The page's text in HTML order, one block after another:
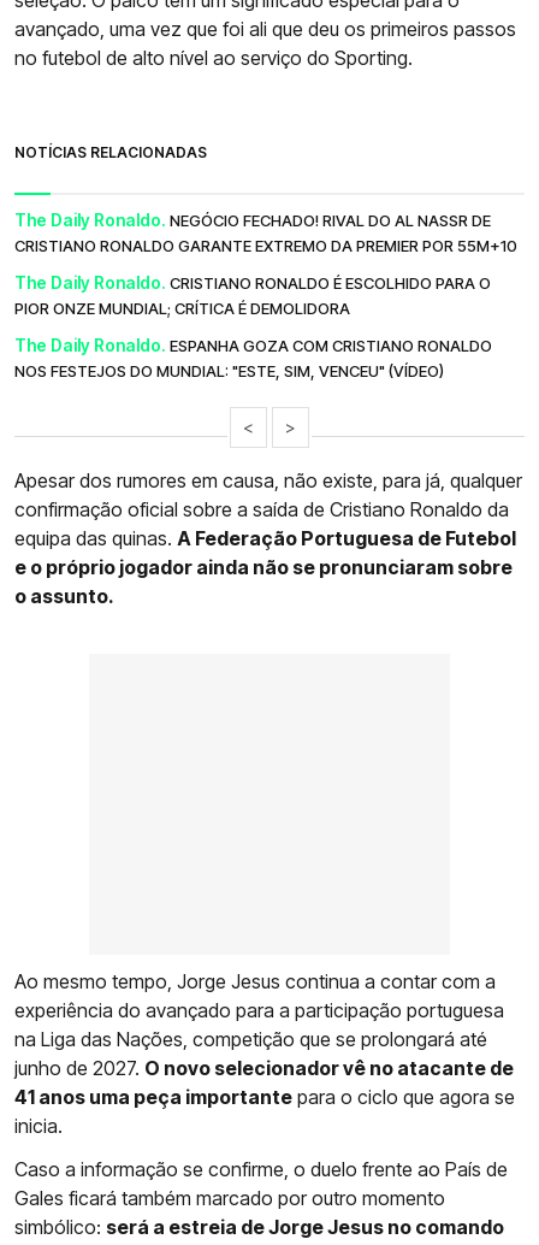
avançado, uma vez que foi ali que deu os primeiros passos
no futebol de alto nível ao serviço do Sporting.
NOTÍCIAS RELACIONADAS
The Daily Ronaldo. NEGÓCIO FECHADO! RIVAL DO AL NASSR DE
CRISTIANO RONALDO GARANTE EXTREMO DA PREMIER POR 55M+10
The Daily Ronaldo. CRISTIANO RONALDO É ESCOLHIDO PARA O
PIOR ONZE MUNDIAL; CRÍTICA É DEMOLIDORA
The Daily Ronaldo. ESPANHA GOZA COM CRISTIANO RONALDO
NOS FESTEJOS DO MUNDIAL: "ESTE, SIM, VENCEU" (VÍDEO)
< >
Apesar dos rumores em causa, não existe, para já, qualquer
confirmação oficial sobre a saída de Cristiano Ronaldo da
equipa das quinas. A Federação Portuguesa de Futebol
e o próprio jogador ainda não se pronunciaram sobre
o assunto.
Ao mesmo tempo, Jorge Jesus continua a contar com a
experiência do avançado para a participação portuguesa
na Liga das Nações, competição que se prolongará até
junho de 2027. O novo selecionador vê no atacante de
41 anos uma peça importante para o ciclo que agora se
inicia.
Caso a informação se confirme, o duelo frente ao País de
Gales ficará também marcado por outro momento
simbólico: será a estreia de Jorge Jesus no comando